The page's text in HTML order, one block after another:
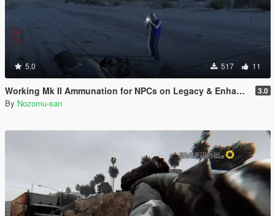
5.0 517 11
Working Mk II Ammunation for NPCs on Legacy & Enhanced [ WIP | .NET ] 3.0
By Nozomu-san